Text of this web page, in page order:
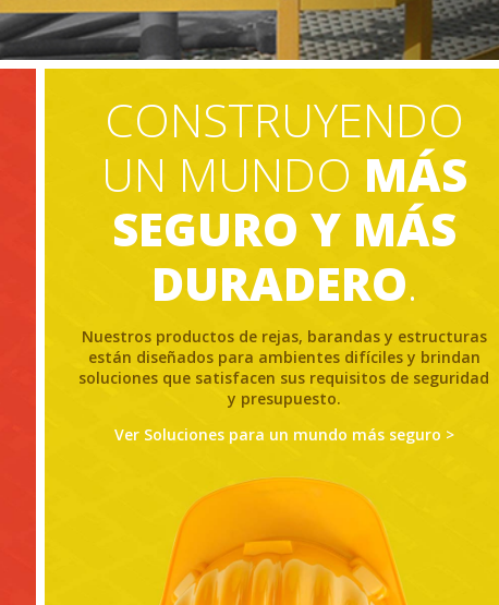
CONSTRUYENDO
UN MUNDO MÁS
SEGURO Y MÁS
DURADERO.
Nuestros productos de rejas, barandas y estructuras
están diseñados para ambientes difíciles y brindan
soluciones que satisfacen sus requisitos de seguridad
y presupuesto.
Ver Soluciones para un mundo más seguro >